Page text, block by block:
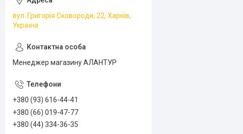
вул. Григорія Сковороди, 22, Харків,
Україна
Менеджер магазину АЛАНТУР
+380 (93) 616-44-41
+380 (66) 019-47-77
+380 (44) 334-36-35